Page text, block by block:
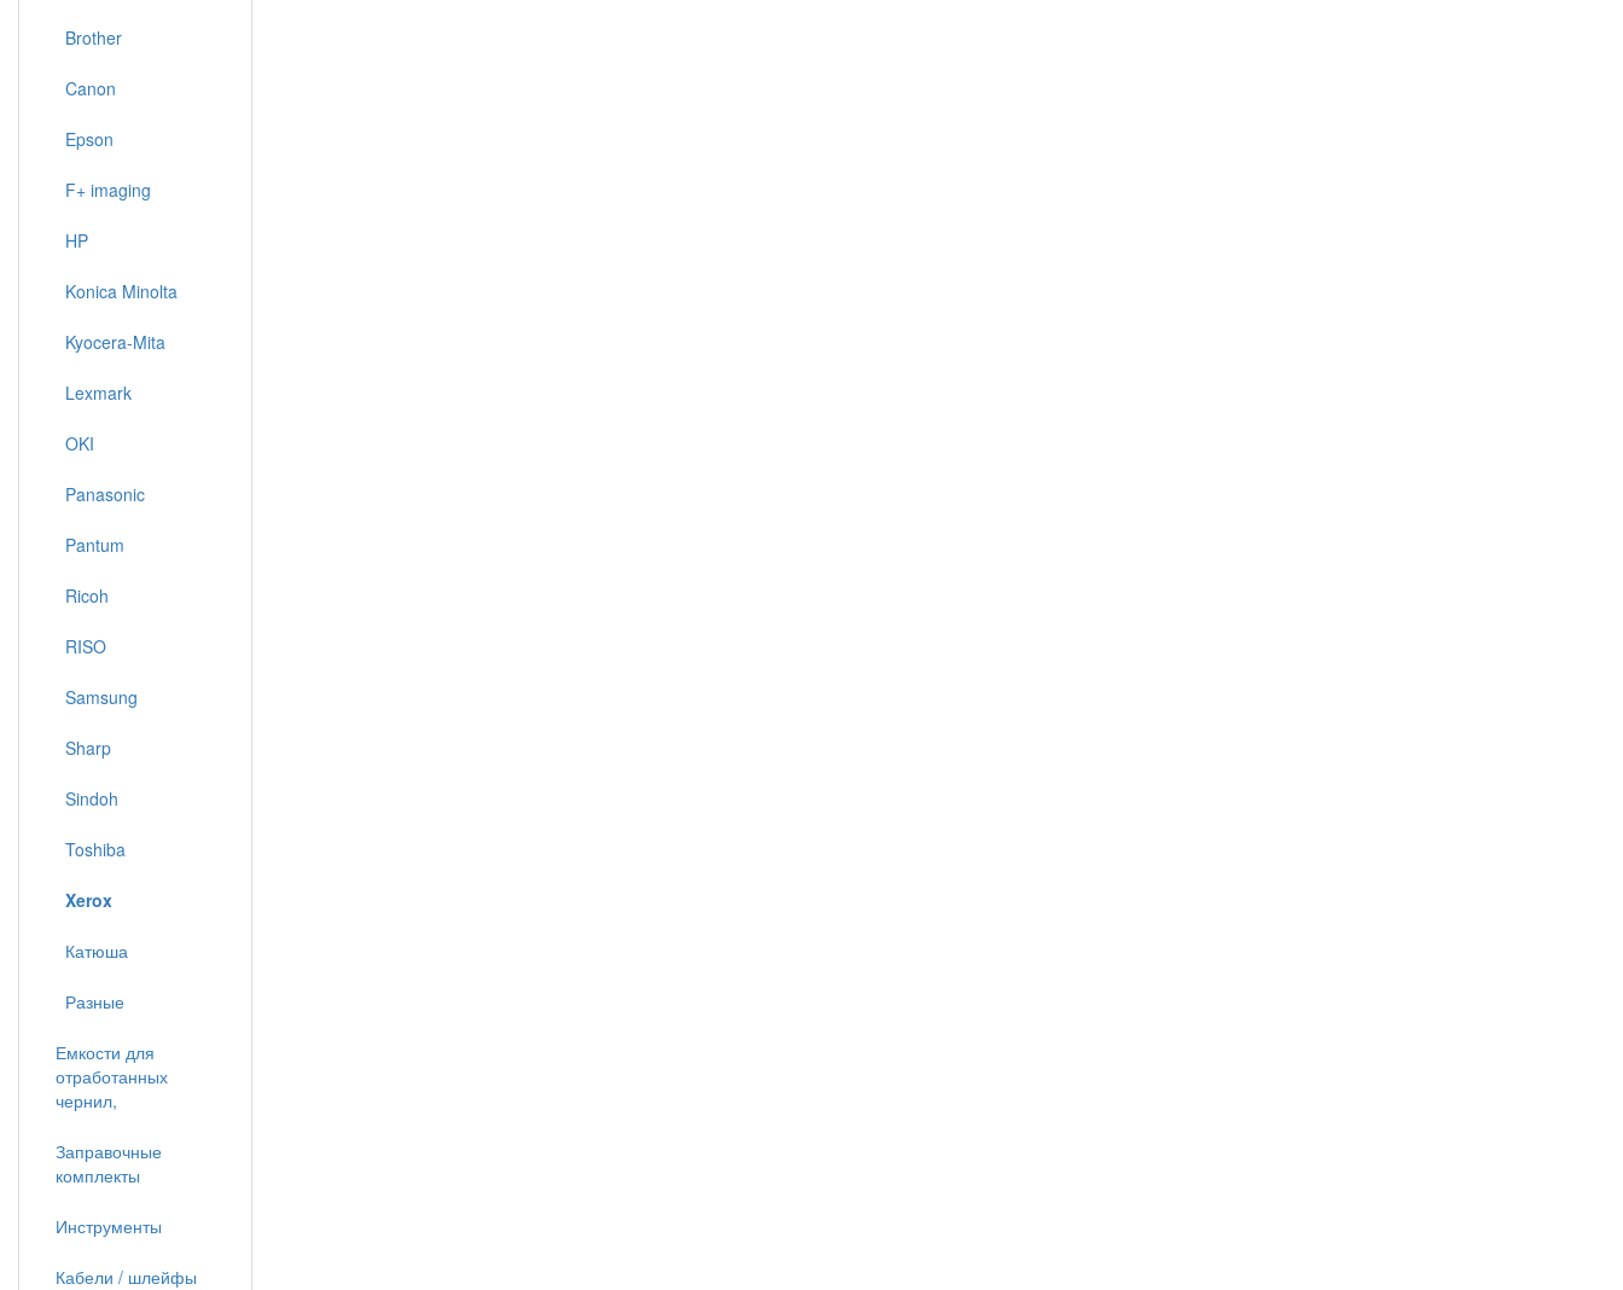
Brother
Canon
Epson
F+ imaging
HP
Konica Minolta
Kyocera-Mita
Lexmark
OKI
Panasonic
Pantum
Ricoh
RISO
Samsung
Sharp
Sindoh
Toshiba
Xerox
Катюша
Разные
Емкости для
отработанных
чернил,
Заправочные
комплекты
Инструменты
Кабели / шлейфы